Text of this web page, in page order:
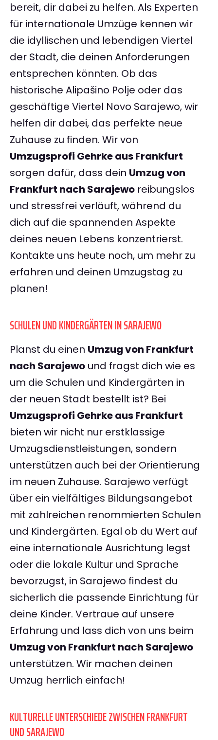
bereit, dir dabei zu helfen. Als Experten
für internationale Umzüge kennen wir
die idyllischen und lebendigen Viertel
der Stadt, die deinen Anforderungen
entsprechen könnten. Ob das
historische Alipašino Polje oder das
geschäftige Viertel Novo Sarajewo, wir
helfen dir dabei, das perfekte neue
Zuhause zu finden. Wir von
Umzugsprofi Gehrke aus Frankfurt
sorgen dafür, dass dein Umzug von
Frankfurt nach Sarajewo reibungslos
und stressfrei verläuft, während du
dich auf die spannenden Aspekte
deines neuen Lebens konzentrierst.
Kontakte uns heute noch, um mehr zu
erfahren und deinen Umzugstag zu
planen!
SCHULEN UND KINDERGÄRTEN IN SARAJEWO
Planst du einen Umzug von Frankfurt
nach Sarajewo und fragst dich wie es
um die Schulen und Kindergärten in
der neuen Stadt bestellt ist? Bei
Umzugsprofi Gehrke aus Frankfurt
bieten wir nicht nur erstklassige
Umzugsdienstleistungen, sondern
unterstützen auch bei der Orientierung
im neuen Zuhause. Sarajewo verfügt
über ein vielfältiges Bildungsangebot
mit zahlreichen renommierten Schulen
und Kindergärten. Egal ob du Wert auf
eine internationale Ausrichtung legst
oder die lokale Kultur und Sprache
bevorzugst, in Sarajewo findest du
sicherlich die passende Einrichtung für
deine Kinder. Vertraue auf unsere
Erfahrung und lass dich von uns beim
Umzug von Frankfurt nach Sarajewo
unterstützen. Wir machen deinen
Umzug herrlich einfach!
KULTURELLE UNTERSCHIEDE ZWISCHEN FRANKFURT
UND SARAJEWO